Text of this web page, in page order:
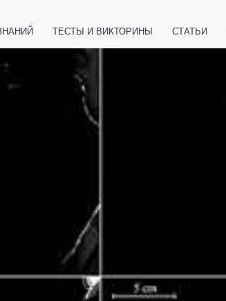
ТЕСТЫ И ВИКТОРИНЫ СТАТЬИ
ПОЛЕЗНО ЗНАТЬ